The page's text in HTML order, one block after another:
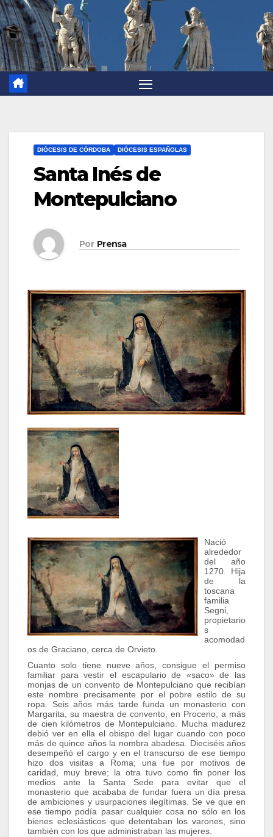
DIÓCESIS DE CÓRDOBA DIÓCESIS ESPAÑOLAS
Santa Inés de
Montepulciano
Por Prensa
Nació
alrededor
del año
1270. Hija
de la
toscana
familia
Segni,
propietario
s
acomodad
os de Graciano, cerca de Orvieto.
Cuanto solo tiene nueve años, consigue el permiso
familiar para vestir el escapulario de «saco» de las
monjas de un convento de Montepulciano que recibían
este nombre precisamente por el pobre estilo de su
ropa. Seis años más tarde funda un monasterio con
Margarita, su maestra de convento, en Proceno, a más
de cien kilómetros de Montepulciano. Mucha madurez
debió ver en ella el obispo del lugar cuando con poco
más de quince años la nombra abadesa. Dieciséis años
desempeñó el cargo y en el transcurso de ese tiempo
hizo dos visitas a Roma; una fue por motivos de
caridad, muy breve; la otra tuvo como fin poner los
medios ante la Santa Sede para evitar que el
monasterio que acababa de fundar fuera un día presa
de ambiciones y usurpaciones ilegítimas. Se ve que en
ese tiempo podía pasar cualquier cosa no sólo en los
bienes eclesiásticos que detentaban los varones, sino
también con los que administraban las mujeres.